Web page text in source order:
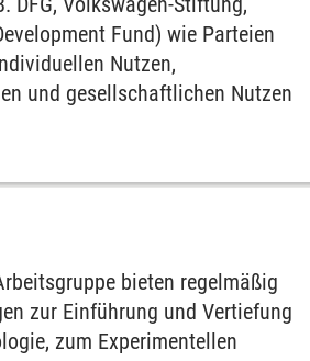
Fund) wie Parteien
Nutzen,
und gesellschaftlichen Nutzen
bieten regelmäßig
zur Einführung und Vertiefung
zum Experimentellen